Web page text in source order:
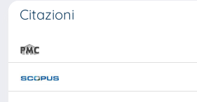
Citazioni